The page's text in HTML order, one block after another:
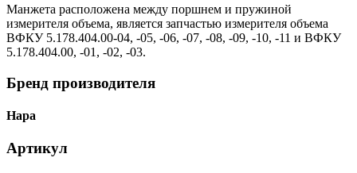
Манжета расположена между поршнем и пружиной
измерителя объема, является запчастью измерителя объема
ВФКУ 5.178.404.00-04, -05, -06, -07, -08, -09, -10, -11 и ВФКУ
5.178.404.00, -01, -02, -03.
Бренд производителя
Нара
Артикул